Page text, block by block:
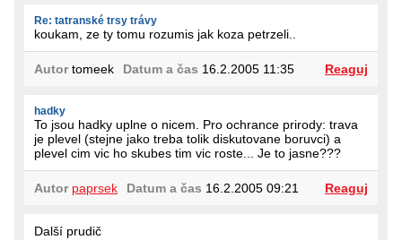
Re: tatranské trsy trávy
koukam, ze ty tomu rozumis jak koza petrzeli..
Autortomeek Datum a čas 16.2.2005 11:35 Reaguj
hadky
To jsou hadky uplne o nicem. Pro ochrance prirody: trava
je plevel (stejne jako treba tolik diskutovane boruvci) a
plevel cim vic ho skubes tim vic roste... Je to jasne???
Autor paprsek Datum a čas 16.2.2005 09:21 Reaguj
Další prudič